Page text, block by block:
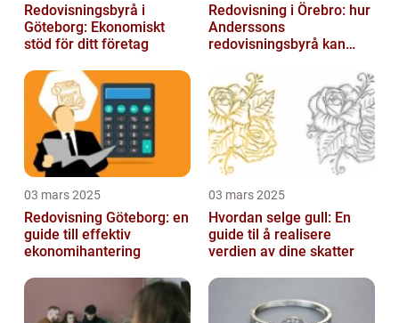
Redovisningsbyrå i
Göteborg: Ekonomiskt
stöd för ditt företag
Redovisning i Örebro: hur
Anderssons
redovisningsbyrå kan
03 mars 2025
Redovisning Göteborg: en
guide till effektiv
ekonomihantering
03 mars 2025
Hvordan selge gull: En
guide til å realisere
verdien av dine skatter